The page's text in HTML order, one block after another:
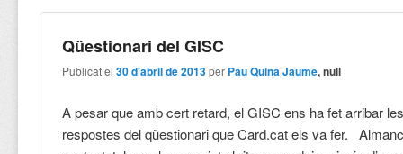
Qüestionari del GISC
Publicat el30 d'abril de 2013 per Pau Quina Jaume, null
A pesar que amb cert retard, el GISC ens ha fet arribar
respostes del qüestionari que Card.cat els va fer.